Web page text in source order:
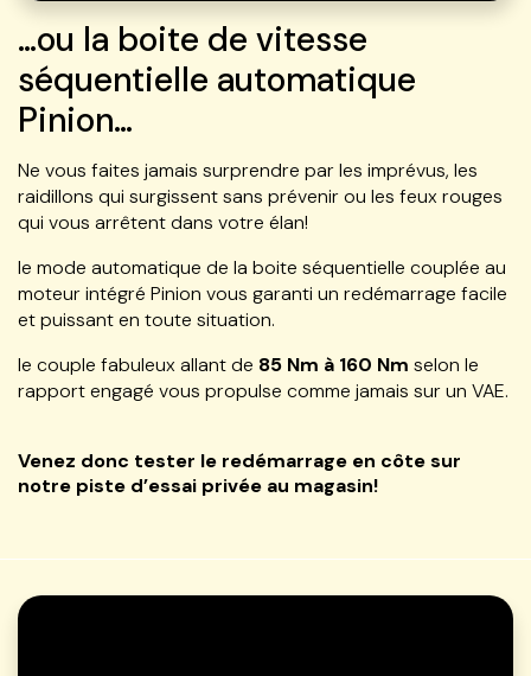
…ou la boite de vitesse
séquentielle automatique
Pinion…
Ne vous faites jamais surprendre par les imprévus, les
raidillons qui surgissent sans prévenir ou les feux rouges
qui vous arrêtent dans votre élan!
le mode automatique de la boite séquentielle couplée au
moteur intégré Pinion vous garanti un redémarrage facile
et puissant en toute situation.
le couple fabuleux allant de 85 Nm à 160 Nm selon le
rapport engagé vous propulse comme jamais sur un VAE.
Venez donc tester le redémarrage en côte sur
notre piste d’essai privée au magasin!